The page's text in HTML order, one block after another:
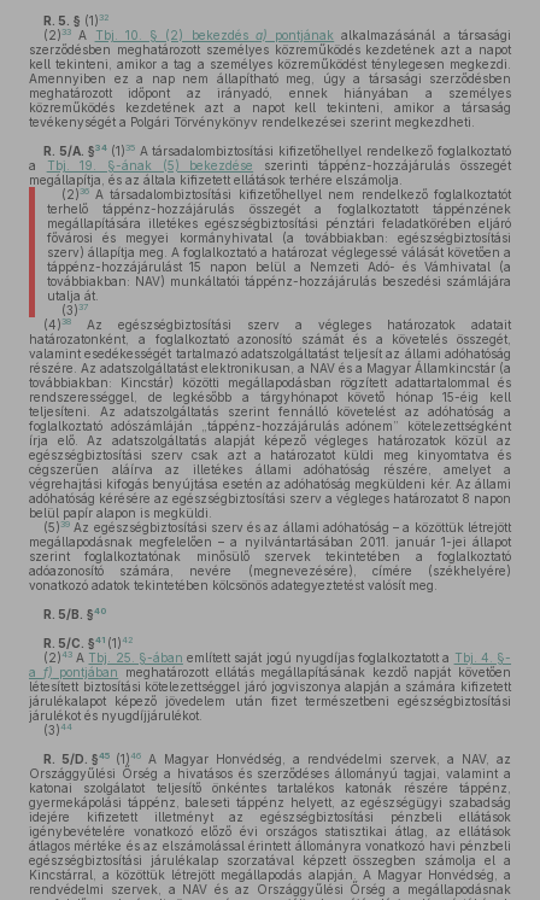
R. 5. § (1) 32
(2) 33 A Tbj. 10. § (2) bekezdés a) pontjának alkalmazásánál a társasági
szerződésben meghatározott személyes közreműködés kezdetének azt a napot
kell tekinteni, amikor a tag a személyes közreműködést ténylegesen megkezdi.
Amennyiben ez a nap nem állapítható meg, úgy a társasági szerződésben
meghatározott időpont az irányadó, ennek hiányában a személyes
közreműködés kezdetének azt a napot kell tekinteni, amikor a társaság
tevékenységét a Polgári Törvénykönyv rendelkezései szerint megkezdheti.
R. 5/A. §34 (1) 35A társadalombiztosítási kifizetőhellyel rendelkező foglalkoztató
a
Tbj. 19. §-ának (5) bekezdése szerinti táppénz-hozzájárulás összegét
megállapítja, és az általa kifizetett ellátások terhére elszámolja.
(2) 36A társadalombiztosítási kifizetőhellyel nem rendelkező foglalkoztatót
terhelő táppénz-hozzájárulás összegét a foglalkoztatott táppénzének
megállapítására illetékes egészségbiztosítási pénztári feladatkörében eljáró
fővárosi és megyei kormányhivatal (a továbbiakban: egészségbiztosítási
szerv) állapítja meg. A foglalkoztató a határozat véglegessé válását követően a
táppénz-hozzájárulást 15 napon belül a Nemzeti Adó- és Vámhivatal (a
továbbiakban: NAV) munkáltatói táppénz-hozzájárulás beszedési számlájára
utalja át.
(3) 37
(4) 38
Az egészségbiztosítási szerv a végleges határozatok adatait
határozatonként, a foglalkoztató azonosító számát és a követelés összegét,
valamint esedékességét tartalmazó adatszolgáltatást teljesít az állami adóhatóság
részére. Az adatszolgáltatást elektronikusan, a NAV és a Magyar Államkincstár (a
továbbiakban: Kincstár) közötti megállapodásban rögzített adattartalommal és
rendszerességgel, de legkésőbb a tárgyhónapot követő hónap 15-éig kell
teljesíteni. Az adatszolgáltatás szerint fennálló követelést az adóhatóság a
foglalkoztató adószámláján „táppénz-hozzájárulás adónem” kötelezettségként
írja elő. Az adatszolgáltatás alapját képező végleges határozatok közül az
egészségbiztosítási szerv csak azt a határozatot küldi meg kinyomtatva és
cégszerűen aláírva az illetékes állami adóhatóság részére, amelyet a
végrehajtási kifogás benyújtása esetén az adóhatóság megküldeni kér. Az állami
adóhatóság kérésére az egészségbiztosítási szerv a végleges határozatot 8 napon
belül papír alapon is megküldi.
(5) 39 Az egészségbiztosítási szerv és az állami adóhatóság – a közöttük létrejött
megállapodásnak megfelelően – a nyilvántartásában 2011. január 1-jei állapot
szerint foglalkoztatónak minősülő szervek tekintetében a foglalkoztató
adóazonosító számára, nevére (megnevezésére), címére (székhelyére)
vonatkozó adatok tekintetében kölcsönös adategyeztetést valósít meg.
R. 5/B. §40
R. 5/C. §41 (1)42
(2)43 A Tbj. 25. §-ában említett saját jogú nyugdíjas foglalkoztatott a Tbj. 4. §-
a f) pontjában
meghatározott ellátás megállapításának kezdő napját követően
létesített biztosítási kötelezettséggel járó jogviszonya alapján a számára kifizetett
járulékalapot képező jövedelem után fizet természetbeni egészségbiztosítási
járulékot és nyugdíjjárulékot.
(3)44
R. 5/D. §45 (1)46
A Magyar Honvédség, a rendvédelmi szervek, a NAV, az
Országgyűlési Őrség a hivatásos és szerződéses állományú tagjai, valamint a
katonai szolgálatot teljesítő önkéntes tartalékos katonák részére táppénz,
gyermekápolási táppénz, baleseti táppénz helyett, az egészségügyi szabadság
idejére kifizetett illetményt az egészségbiztosítási pénzbeli ellátások
igénybevételére vonatkozó előző évi országos statisztikai átlag, az ellátások
átlagos mértéke és az elszámolással érintett állományra vonatkozó havi pénzbeli
egészségbiztosítási járulékalap szorzatával képzett összegben számolja el a
Kincstárral, a közöttük létrejött megállapodás alapján. A Magyar Honvédség, a
rendvédelmi szervek, a NAV és az Országgyűlési Őrség a megállapodásnak